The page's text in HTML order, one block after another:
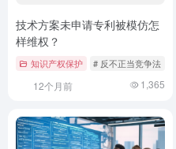
技术方案未申请专利被模仿怎
样维权？
知识产权保护 # 反不正当竞争法
12个月前 1,365